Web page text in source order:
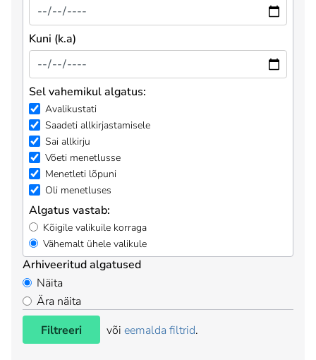
Kuni (k.a)
Sel vahemikul algatus:
Avalikustati
Saadeti allkirjastamisele
Sai allkirju
Võeti menetlusse
Menetleti lõpuni
Oli menetluses
Algatus vastab:
Kõigile valikuile korraga
Vähemalt ühele valikule
Arhiveeritud algatused
Näita
Ära näita
Filtreeri
või eemalda filtrid.